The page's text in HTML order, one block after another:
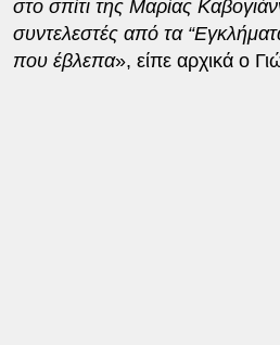
στο σπίτι της Μαρίας
συντελεστές από τα
που έβλεπα», είπε αρχικά ο